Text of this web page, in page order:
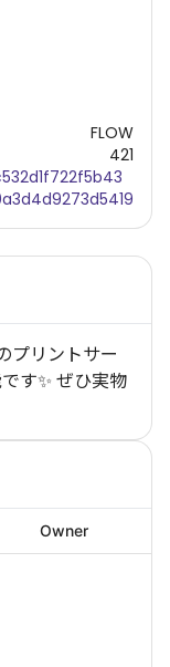
FLOW
421
プリントサー
す✨ ぜひ実物
Owner